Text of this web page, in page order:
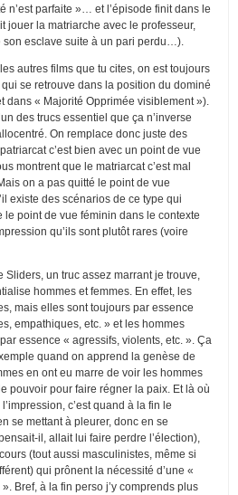
n’est parfaite »… et l’épisode finit dans le
jouer la matriarche avec le professeur,
esclave suite à un pari perdu…).
autres films que tu cites, on est toujours
se retrouve dans la position du dominé
dans « Majorité Opprimée visiblement »).
des trucs essentiel que ça n’inverse
On remplace donc juste des
c’est bien avec un point de vue
montrent que le matriarcat c’est mal
on a pas quitté le point de vue
existe des scénarios de ce type qui
le point de vue féminin dans le contexte
qu’ils sont plutôt rares (voire
Sliders, un truc assez marrant je trouve,
hommes et femmes. En effet, les
mais elles sont toujours par essence
empathiques, etc. » et les hommes
essence « agressifs, violents, etc. ». Ça
quand on apprend la genèse de
en ont eu marre de voir les hommes
pouvoir pour faire régner la paix. Et là où
c’est quand à la fin le
se mettant à pleurer, donc en se
il, allait lui faire perdre l’élection),
(tout aussi masculinistes, même si
qui prônent la nécessité d’une «
Bref, à la fin perso j’y comprends plus